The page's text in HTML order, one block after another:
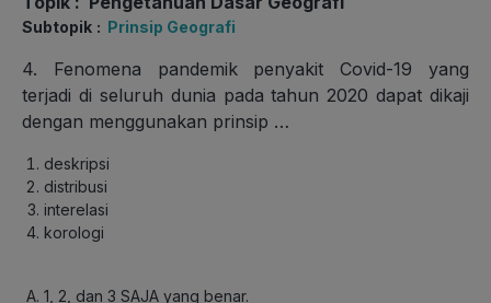
Subtopik : Prinsip Geografi
4. Fenomena pandemik penyakit Covid-19 yang
terjadi di seluruh dunia pada tahun 2020 dapat dikaji
dengan menggunakan prinsip …
deskripsi
distribusi
interelasi
korologi
1, 2, dan 3 SAJA yang benar.